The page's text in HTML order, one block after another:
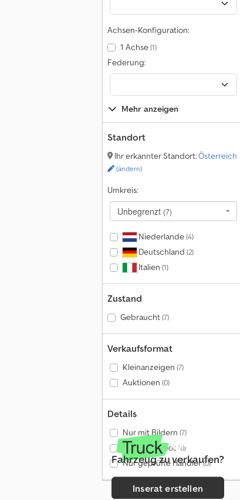
Achsen-Konfiguration:
1 Achse(1)
Federung:
Mehr anzeigen
Standort
Ihr erkannter Standort:Österreich
(ändern)
Umkreis:
Unbegrenzt (7)
Niederlande(4)
Deutschland (2)
Italien (1)
Zustand
Gebraucht(7)
Verkaufsformat
Kleinanzeigen (7)
Auktionen (0)
Details
Nur mit Bildern (7)
Nur mit Videos (0)
Nur geprüfte Händler(0)
Fahrzeug zu verkaufen?
Inserat erstellen
Astra Lkw Betonpumpe Betonpumpe